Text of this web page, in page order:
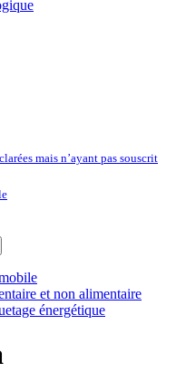
mais n’ayant pas souscrit
et non alimentaire
énergétique